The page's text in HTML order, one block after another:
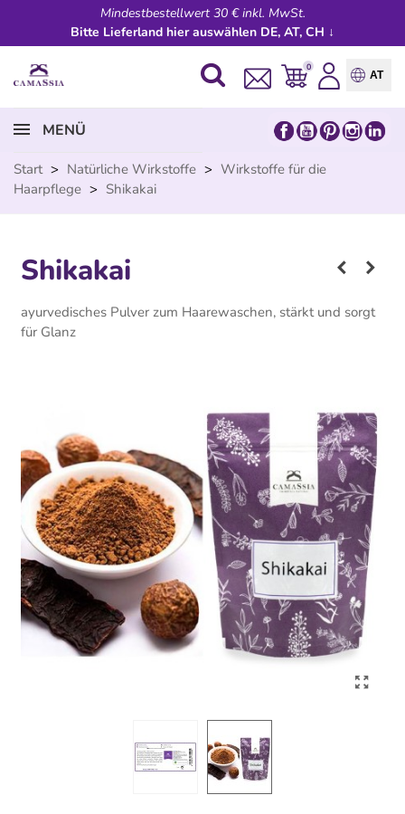
Mindestbestellwert 30 € inkl. MwSt.
Bitte Lieferland hier auswählen DE, AT, CH ↓
0
AT
MENÜ
Start > Natürliche Wirkstoffe > Wirkstoffe für die
Haarpflege > Shikakai
Shikakai
ayurvedisches Pulver zum Haarewaschen, stärkt und sorgt
für Glanz